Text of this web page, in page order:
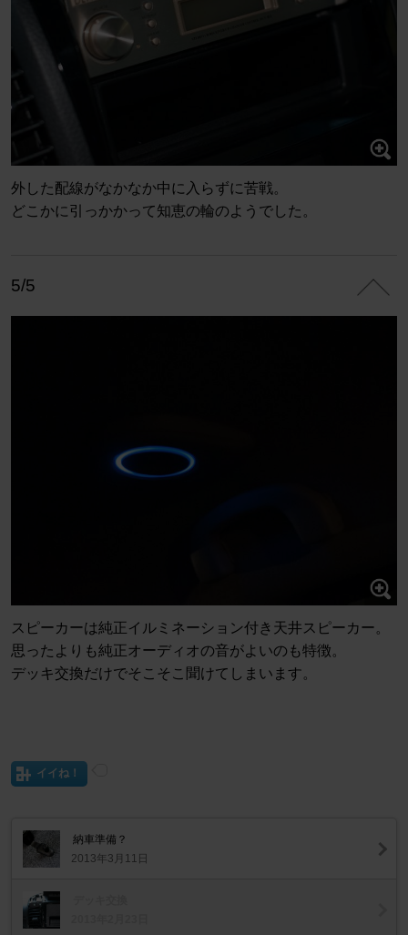
外した配線がなかなか中に入らずに苦戦。
どこかに引っかかって知恵の輪のようでした。
5/5
スピーカーは純正イルミネーション付き天井スピーカー。
思ったよりも純正オーディオの音がよいのも特徴。
デッキ交換だけでそこそこ聞けてしまいます。
イイね！
納車準備？
2013年3月11日